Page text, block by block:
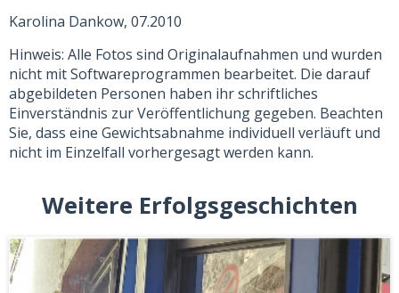
Karolina Dankow, 07.2010
Hinweis: Alle Fotos sind Originalaufnahmen und wurden
nicht mit Softwareprogrammen bearbeitet. Die darauf
abgebildeten Personen haben ihr schriftliches
Einverständnis zur Veröffentlichung gegeben. Beachten
Sie, dass eine Gewichtsabnahme individuell verläuft und
nicht im Einzelfall vorhergesagt werden kann.
Weitere Erfolgsgeschichten